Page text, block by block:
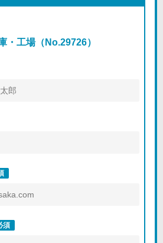
・工場（No.29726）
須